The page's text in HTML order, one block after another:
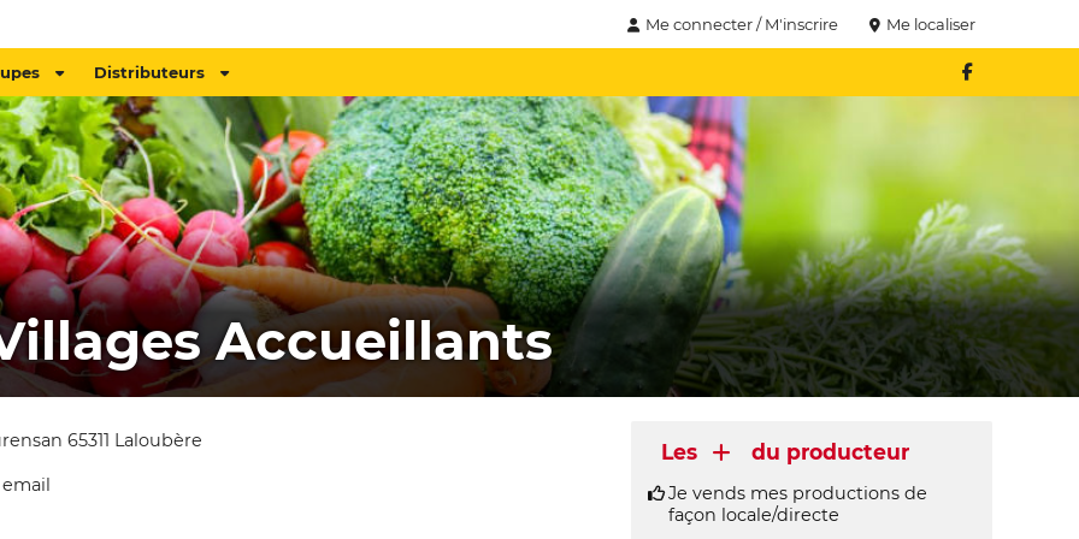
Me connecter / M'inscrire Me localiser
Distributeurs
Accueillants
65311 Laloubère Les du producteur
Je vends mes productions de
façon locale/directe